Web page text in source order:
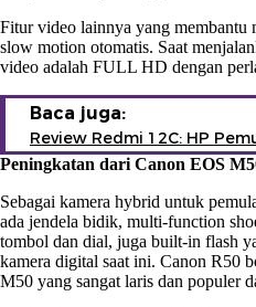
Fitur video lainnya yang membantu
slow motion otomatis. Saat
video adalah FULL HD dengan
Baca juga:
Review Redmi 12C: HP
Peningkatan dari Canon EOS
Sebagai kamera hybrid untuk
ada jendela bidik, multi-function
tombol dan dial, juga built-in flash
kamera digital saat ini. Canon R50
M50 yang sangat laris dan populer